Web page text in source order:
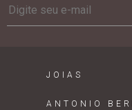
JOIAS
ANTONIO